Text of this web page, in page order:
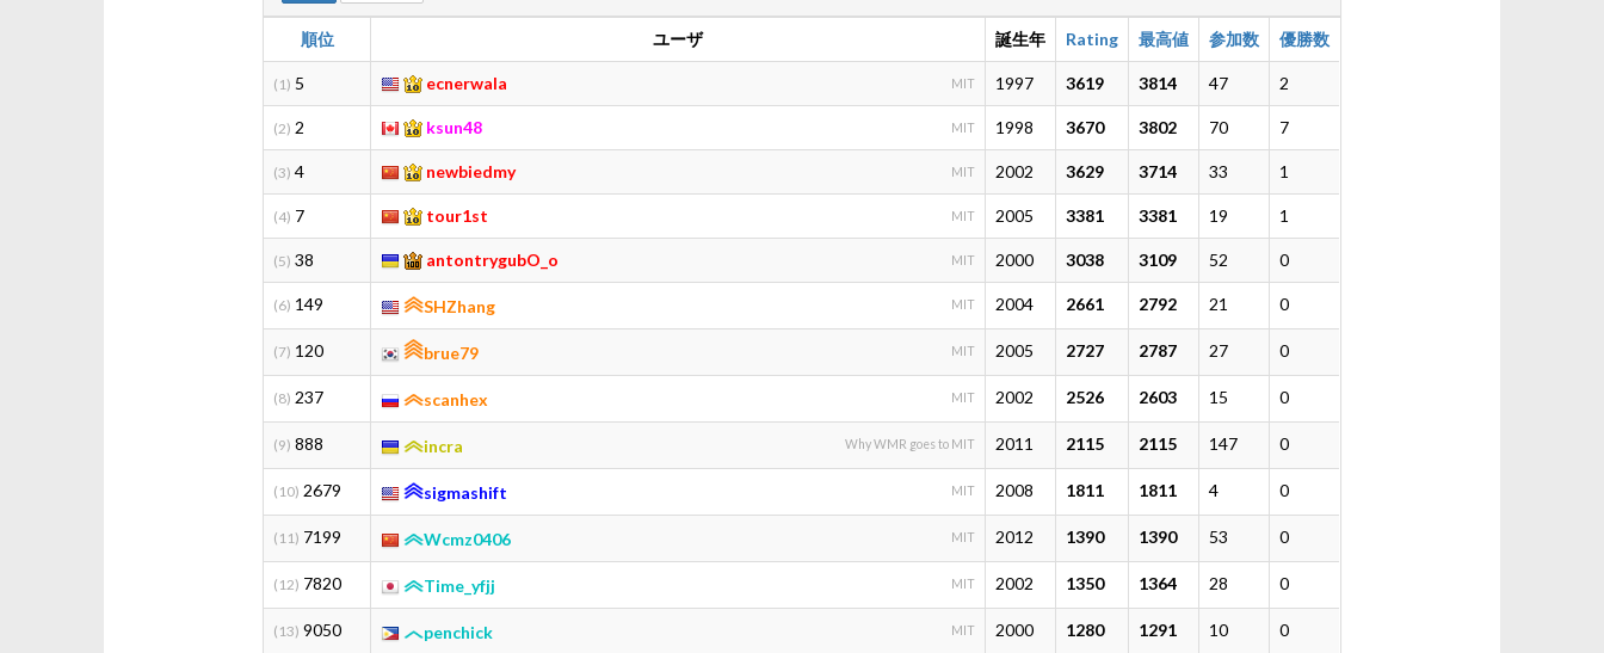
順位 ユーザ 誕生年 Rating 最高値 参加数 優勝数
(1) 5 ecnerwala MIT 1997 3619 3814 47 2
(2) 2 ksun48 MIT 1998 3670 3802 70 7
(3) 4 newbiedmy MIT 2002 3629 3714 33 1
(4) 7 tour1st MIT 2005 3381 3381 19 1
(5) 38 antontrygubO_o MIT 2000 3038 3109 52 0
(6) 149 SHZhang MIT 2004 2661 2792 21 0
(7) 120 brue79 MIT 2005 2727 2787 27 0
(8) 237 scanhex MIT 2002 2526 2603 15 0
(9) 888 incra Why WMR goes to MIT 2011 2115 2115 147 0
(10) 2679 sigmashift MIT 2008 1811 1811 4 0
(11) 7199 Wcmz0406 MIT 2012 1390 1390 53 0
(12) 7820 Time_yfjj MIT 2002 1350 1364 28 0
(13) 9050 penchick MIT 2000 1280 1291 10 0